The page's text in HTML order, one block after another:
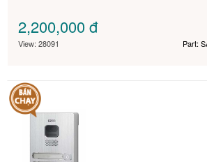
2,200,000đ
View: 28091 Part: